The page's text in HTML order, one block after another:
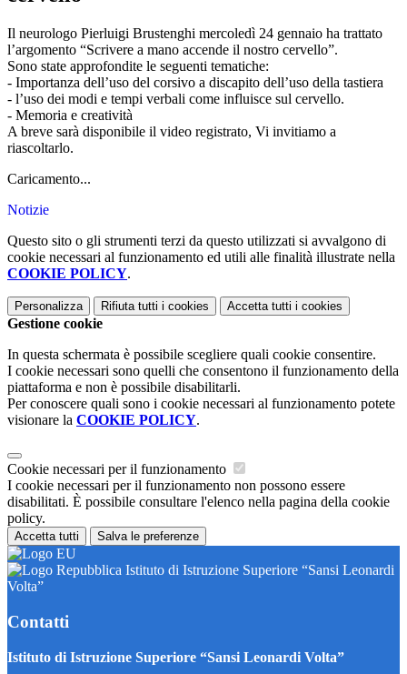
Il neurologo Pierluigi Brustenghi mercoledì 24 gennaio ha trattato
l’argomento “Scrivere a mano accende il nostro cervello”.
Sono state approfondite le seguenti tematiche:
- Importanza dell’uso del corsivo a discapito dell’uso della tastiera
- l’uso dei modi e tempi verbali come influisce sul cervello.
- Memoria e creatività
A breve sarà disponibile il video registrato, Vi invitiamo a
riascoltarlo.
Caricamento...
Notizie
Questo sito o gli strumenti terzi da questo utilizzati si avvalgono di
cookie necessari al funzionamento ed utili alle finalità illustrate nella
COOKIE POLICY.
Personalizza Rifiuta tutti i cookies Accetta tutti i cookies
Gestione cookie
In questa schermata è possibile scegliere quali cookie consentire.
I cookie necessari sono quelli che consentono il funzionamento della
piattaforma e non è possibile disabilitarli.
Per conoscere quali sono i cookie necessari al funzionamento potete
visionare la COOKIE POLICY.
Cookie necessari per il funzionamento
I cookie necessari per il funzionamento non possono essere
disabilitati. È possibile consultare l'elenco nella pagina della cookie
policy.
Accetta tutti Salva le preferenze
Istituto di Istruzione Superiore “Sansi Leonardi
Volta”
Contatti
Istituto di Istruzione Superiore “Sansi Leonardi Volta”